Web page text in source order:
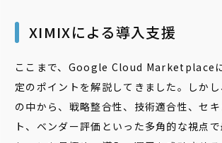
XIMIXによる導入支援
ここまで、Google Cloud Marketplace
定のポイントを解説してきました。しか
の中から、戦略整合性、技術適合性、セ
ト、ベンダー評価といった多角的な視点